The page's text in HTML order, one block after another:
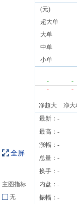
全屏
主图指标
无
(元)
超大单
大单
中单
小单
- -
-
-
净超大 净大
最新： -
最高： -
涨幅： -
总量： -
换手： -
内盘： -
振幅： -